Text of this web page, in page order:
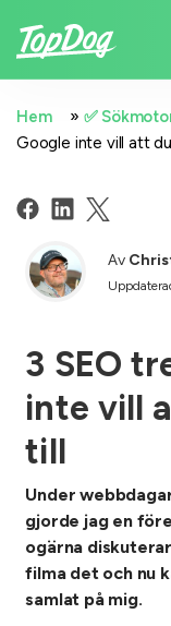
Hem » ✅
Google inte vill att
Av
3 SEO
inte vill
till
Under
gjorde jag en
ogärna
filma det och nu
samlat på mig.